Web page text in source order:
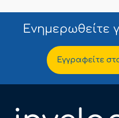
Ενημερωθείτε
Εγγραφείτε